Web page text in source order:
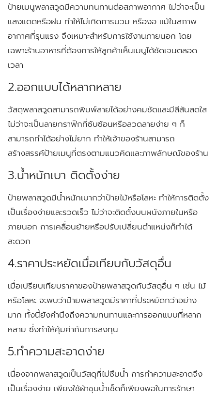
ป้ายเมนูพลาสวูดมีความทนทานต่อสภาพอากาศ ไม่ว่าจะเป็น
แสงแดดหรือฝน ทำให้ไม่เกิดการบวม หรืองอ แม้ในสภาพ
อากาศที่รุนแรง จึงเหมาะสำหรับการใช้งานภายนอก โดย
เฉพาะร้านอาหารที่ต้องการให้ลูกค้าเห็นเมนูได้ชัดเจนตลอด
เวลา
2.ออกแบบได้หลากหลาย
วัสดุพลาสวูดสามารถพิมพ์ลายได้อย่างคมชัดและมีสีสันสดใส
ไม่ว่าจะเป็นลายกราฟิกที่ซับซ้อนหรือลวดลายง่าย ๆ ก็
สามารถทำได้อย่างไม่ยาก ทำให้เจ้าของร้านสามารถ
สร้างสรรค์ป้ายเมนูที่ตรงตามแนวคิดและภาพลักษณ์ของร้าน
3.น้ำหนักเบา ติดตั้งง่าย
ป้ายพลาสวูดมีน้ำหนักเบากว่าป้ายไม้หรือโลหะ ทำให้การติดตั้ง
เป็นเรื่องง่ายและรวดเร็ว ไม่ว่าจะติดตั้งบนผนังภายในหรือ
ภายนอก การเคลื่อนย้ายหรือปรับเปลี่ยนตำแหน่งก็ทำได้
สะดวก
4.ราคาประหยัดเมื่อเทียบกับวัสดุอื่น
เมื่อเปรียบเทียบราคาของป้ายพลาสวูดกับวัสดุอื่น ๆ เช่น ไม้
หรือโลหะ จะพบว่าป้ายพลาสวูดมีราคาที่ประหยัดกว่าอย่าง
มาก ทั้งนี้ยังคำนึงถึงความทนทานและการออกแบบที่หลาก
หลาย ซึ่งทำให้คุ้มค่ากับการลงทุน
5.ทำความสะอาดง่าย
เนื่องจากพลาสวูดเป็นวัสดุที่ไม่ซึมน้ำ การทำความสะอาดจึง
เป็นเรื่องง่าย เพียงใช้ผ้าชุบน้ำเช็ดก็เพียงพอในการรักษา